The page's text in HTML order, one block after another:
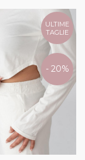
ULTIME
TAGLIE
- 20%